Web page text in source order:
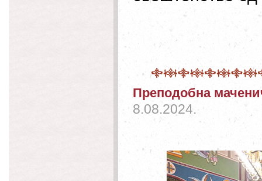
Преподобна
8.08.2024.